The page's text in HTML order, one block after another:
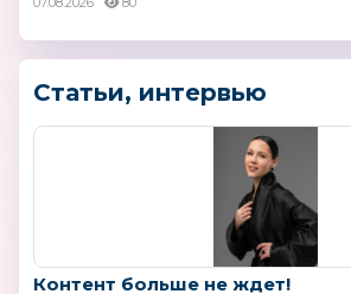
Статьи, интервью
Контент больше не ждет!